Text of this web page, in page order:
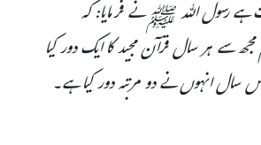
ہے رسول اللہ ﷺ نے فرمایا: کہ
مجھ سے ہر سال قرآن مجید کا ایک دور کیا
انہوں نے دو مرتبہ دور کیا ہے۔